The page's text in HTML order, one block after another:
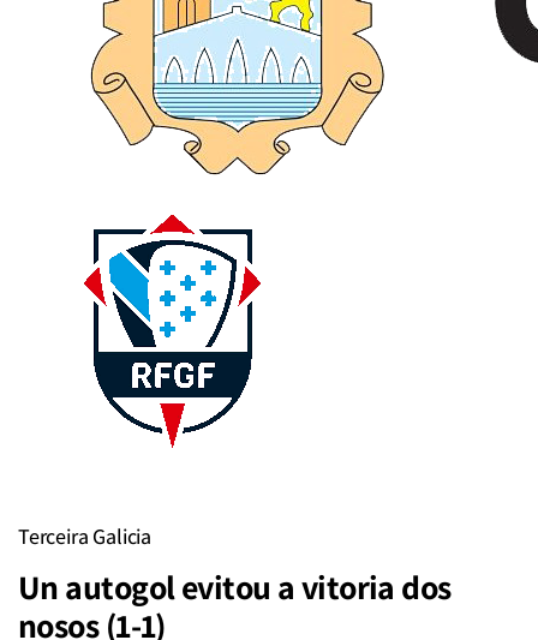
Terceira Galicia
Un autogol evitou a vitoria dos
nosos (1-1)